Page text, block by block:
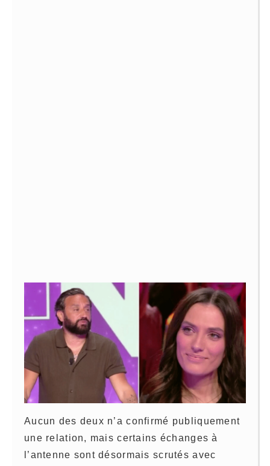
Aucun des deux n’a confirmé publiquement
une relation, mais certains échanges à
l’antenne sont désormais scrutés avec